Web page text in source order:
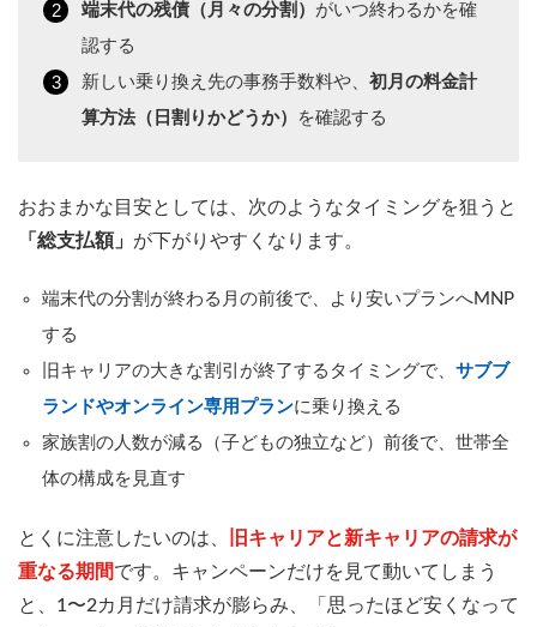
端末代の残債（月々の分割） がいつ終わるかを確
認する
新しい乗り換え先の事務手数料や、 初月の料金計
算方法（日割りかどうか）
を確認する
おおまかな目安としては、次のようなタイミングを狙うと
「総支払額」 が下がりやすくなります。
端末代の分割が終わる月の前後で、より安いプランへMNP
する
旧キャリアの大きな割引が終了するタイミングで、 サブブ
ランドやオンライン専用プランに乗り換える
家族割の人数が減る（子どもの独立など）前後で、世帯全
体の構成を見直す
とくに注意したいのは、
旧キャリアと新キャリアの請求が
重なる期間です。キャンペーンだけを見て動いてしまう
と、1〜2カ月だけ請求が膨らみ、「思ったほど安くなって